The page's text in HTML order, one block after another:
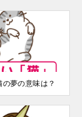
の夢の意味は？